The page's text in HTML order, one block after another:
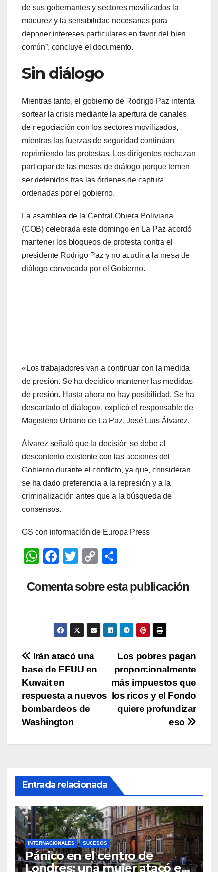
de sus gobernantes y sectores movilizados la
madurez y la sensibilidad necesarias para
deponer intereses particulares en favor del bien
común”, concluye el documento.
Sin diálogo
Mientras tanto, el gobierno de Rodrigo Paz intenta
sortear la crisis mediante la apertura de canales
de negociación con los sectores movilizados,
mientras las fuerzas de seguridad continúan
reprimiendo las protestas. Los dirigentes rechazan
participar de las mesas de diálogo porque temen
ser detenidos tras las órdenes de captura
ordenadas por el gobierno.
La asamblea de la Central Obrera Boliviana
(COB) celebrada este domingo en La Paz acordó
mantener los bloqueos de protesta contra el
presidente Rodrigo Paz y no acudir a la mesa de
diálogo convocada por el Gobierno.
«Los trabajadores van a continuar con la medida
de presión. Se ha decidido mantener las medidas
de presión. Hasta ahora no hay posibilidad. Se ha
descartado el diálogo», explicó el responsable de
Magisterio Urbano de La Paz, José Luis Álvarez.
Álvarez señaló que la decisión se debe al
descontento existente con las acciones del
Gobierno durante el conflicto, ya que, consideran,
se ha dado preferencia a la represión y a la
criminalización antes que a la búsqueda de
consensos.
GS con información de Europa Press
W
at
p
F
c
b
o
k
T
tt
C
p
Li
n
m
ar
tir
Comenta sobre esta publicación
Navegación
de
entradas
Los pobres pagan
proporcionalmente
más impuestos que
los ricos y el Fondo
quiere profundizar
eso
Irán atacó una
base de EEUU en
Kuwait en
respuesta a nuevos
bombardeos de
Washington
Entrada relacionada
INTERNACIONALES SUCESOS
Pánico en el centro de
Londres: una mujer atacó e